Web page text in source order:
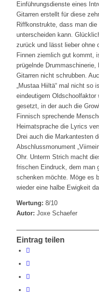
Einführungsdienste eines
Gitarren erstellt für diese
Riffkonstrukte, dass man
unterscheiden kann.
zurück und lässt lieber ohne
Finnen ziemlich gut kommt,
prügelnde
Gitarren nicht schrubben.
„Mustaa Hiiltä“ mal nicht so
eindeutigem Oldschoolfaktor
gesetzt, in der auch die
Finnisch sprechende
Heimatsprache die Lyrics
Drei auch die Markantesten
Abschlussmonument
Ohr. Unterm Strich macht
frischen Eindruck, dem man
schenken möchte. Möge es
wieder eine halbe Ewigkeit
Wertung: 8/10
Autor: Joxe Schaefer
Eintrag teilen